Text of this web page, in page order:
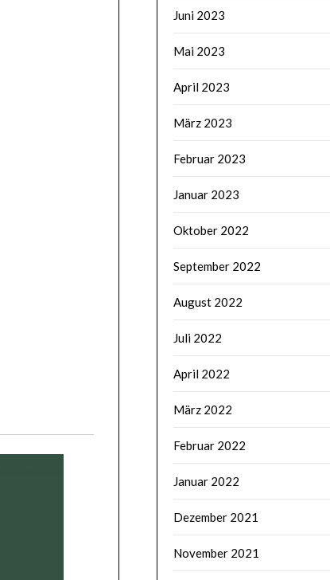
Juni 2023
Mai 2023
April 2023
März 2023
Februar 2023
Januar 2023
Oktober 2022
September 2022
August 2022
Juli 2022
April 2022
März 2022
Februar 2022
Januar 2022
Dezember 2021
November 2021